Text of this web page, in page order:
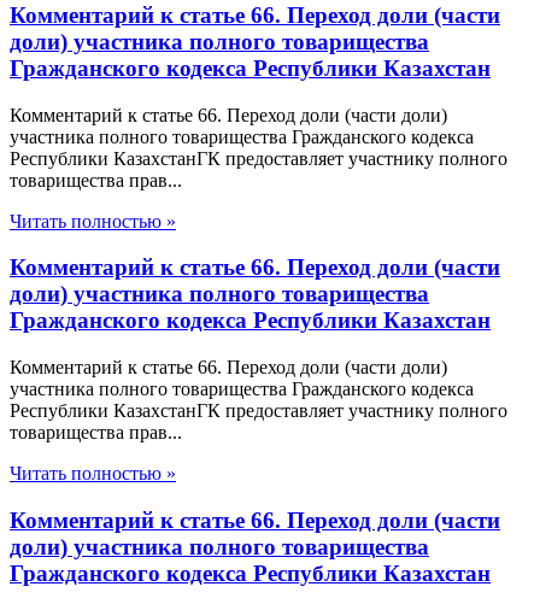
Комментарий к статье 66. Переход доли (части
доли) участника полного товарищества
Гражданского кодекса Республики Казахстан
Комментарий к статье 66. Переход доли (части доли)
участника полного товарищества Гражданского кодекса
Республики КазахстанГК предоставляет участнику полного
товарищества прав...
Читать полностью »
Комментарий к статье 66. Переход доли (части
доли) участника полного товарищества
Гражданского кодекса Республики Казахстан
Комментарий к статье 66. Переход доли (части доли)
участника полного товарищества Гражданского кодекса
Республики КазахстанГК предоставляет участнику полного
товарищества прав...
Читать полностью »
Комментарий к статье 66. Переход доли (части
доли) участника полного товарищества
Гражданского кодекса Республики Казахстан